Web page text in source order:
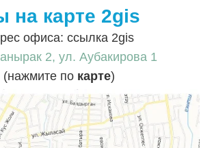
на карте 2gis
офиса: ссылка 2gis
2, ул. Аубакирова 1
(нажмите по карте)